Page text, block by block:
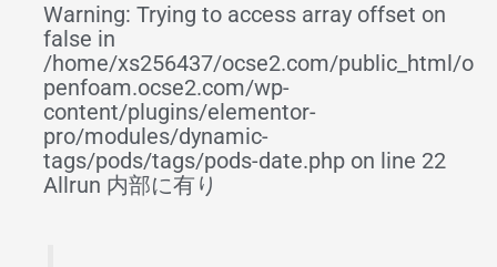
Warning: Trying to access array offset on
false in
/home/xs256437/ocse2.com/public_html/o
penfoam.ocse2.com/wp-
content/plugins/elementor-
pro/modules/dynamic-
tags/pods/tags/pods-date.php on line 22
Allrun 内部に有り